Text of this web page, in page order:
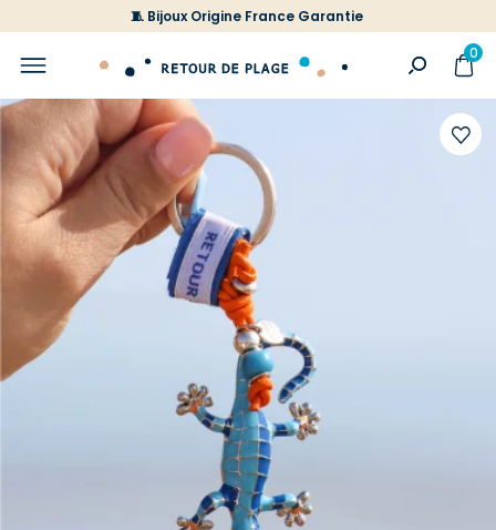
🧵 Bijoux Origine France Garantie
0